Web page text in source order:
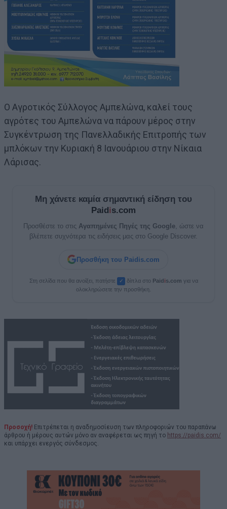
Ο Αγροτικός Σύλλογος Αμπελώνα, καλεί τους
αγρότες του Αμπελώνα να πάρουν μέρος στην
Συγκέντρωση της Πανελλαδικής Επιτροπής των
μπλόκων την Κυριακή 8 Ιανουάριου στην Νίκαια
Λάρισας.
Μη χάνετε καμία σημαντική είδηση του
Paidis.com
Προσθέστε το στις Αγαπημένες Πηγές της Google , ώστε να
βλέπετε συχνότερα τις ειδήσεις μας στο Google Discover.
Προσθήκη του Paidis.com
Στη σελίδα που θα ανοίξει, πατήστε ✓ δίπλα στο Paidis.com για να
ολοκληρώσετε την προσθήκη.
Προσοχή! Επιτρέπεται η αναδημοσίευση των πληροφοριών του παραπάνω
άρθρου ή μέρους αυτών μόνο αν αναφέρεται ως πηγή το https://paidis.com/
και υπάρχει ενεργός σύνδεσμος.